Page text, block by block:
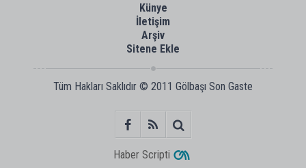
Künye
İletişim
Arşiv
Sitene Ekle
Tüm Hakları Saklıdır © 2011 Gölbaşı Son Gaste
Haber Scripti